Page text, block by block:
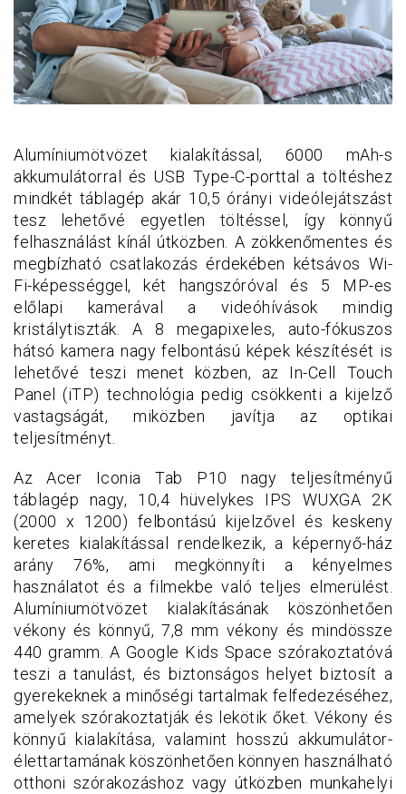
Alumíniumötvözet kialakítással, 6000 mAh-s
akkumulátorral és USB Type-C-porttal a töltéshez
mindkét táblagép akár 10,5 órányi videólejátszást
tesz lehetővé egyetlen töltéssel, így könnyű
felhasználást kínál útközben. A zökkenőmentes és
megbízható csatlakozás érdekében kétsávos Wi-
Fi-képességgel, két hangszóróval és 5 MP-es
előlapi kamerával a videóhívások mindig
kristálytiszták. A 8 megapixeles, auto-fókuszos
hátsó kamera nagy felbontású képek készítését is
lehetővé teszi menet közben, az In-Cell Touch
Panel (iTP) technológia pedig csökkenti a kijelző
vastagságát, miközben javítja az optikai
teljesítményt.
Az Acer Iconia Tab P10 nagy teljesítményű
táblagép nagy, 10,4 hüvelykes IPS WUXGA 2K
(2000 x 1200) felbontású kijelzővel és keskeny
keretes kialakítással rendelkezik, a képernyő-ház
arány 76%, ami megkönnyíti a kényelmes
használatot és a filmekbe való teljes elmerülést.
Alumíniumötvözet kialakításának köszönhetően
vékony és könnyű, 7,8 mm vékony és mindössze
440 gramm. A Google Kids Space szórakoztatóvá
teszi a tanulást, és biztonságos helyet biztosít a
gyerekeknek a minőségi tartalmak felfedezéséhez,
amelyek szórakoztatják és lekötik őket. Vékony és
könnyű kialakítása, valamint hosszú akkumulátor-
élettartamának köszönhetően könnyen használható
otthoni szórakozáshoz vagy útközben munkahelyi